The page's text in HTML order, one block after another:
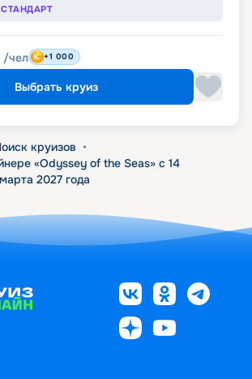
СТАНДАРТ
/чел +1 000
Выбрать круиз
круизов •
«Odyssey of the Seas» с 14
2027 года